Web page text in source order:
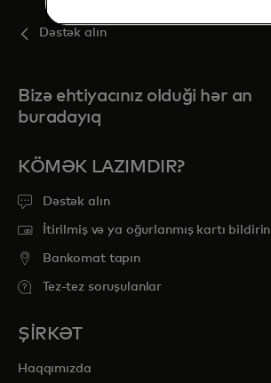
Dəstək alın
Bizə ehtiyacınız olduği hər an
buradayıq
KÖMƏK LAZIMDIR?
Dəstək alın
İtirilmiş və ya oğurlanmış kartı bildirin
Bankomat tapın
Tez-tez soruşulanlar
ŞİRKƏT
Haqqımızda